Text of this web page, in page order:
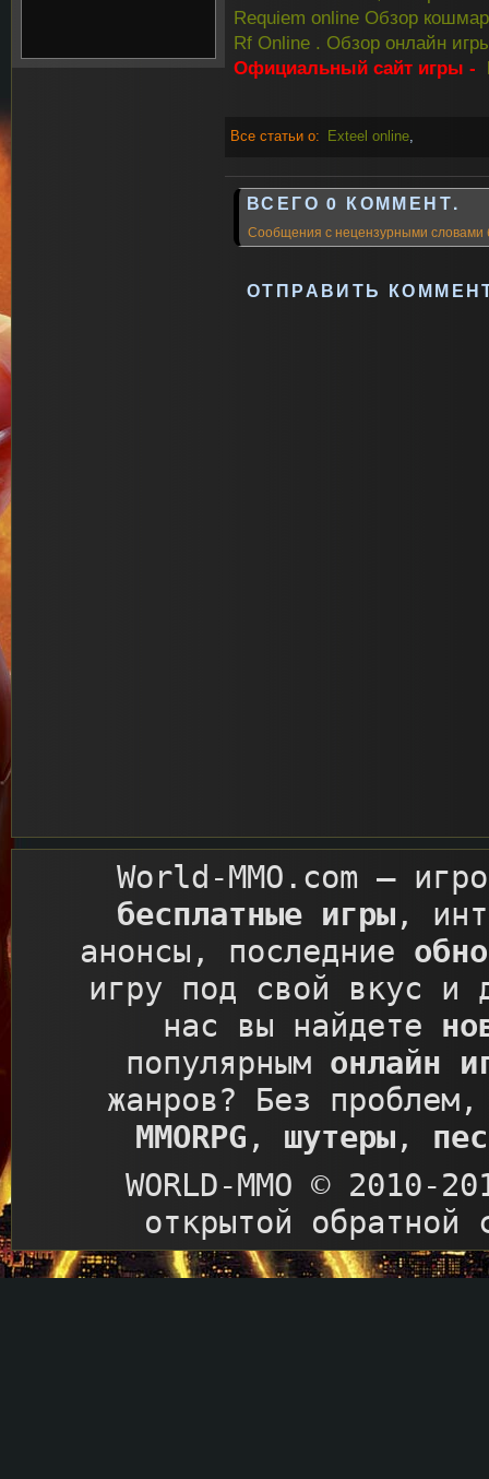
Requiem online Обзор
Rf Online . Обзор онлайн
Официальный сайт игры -
Все статьи о: Exteel online
ВСЕГО 0 КОММЕНТ.
Сообщения с нецензурными словами
ОТПРАВИТЬ
World-MMO.com –
бесплатные игры,
анонсы, последние
игру под свой вкус и
нас вы найдете
популярным онлайн
жанров? Без
MMORPG , шутеры,
WORLD-MMO © 2010-
открытой